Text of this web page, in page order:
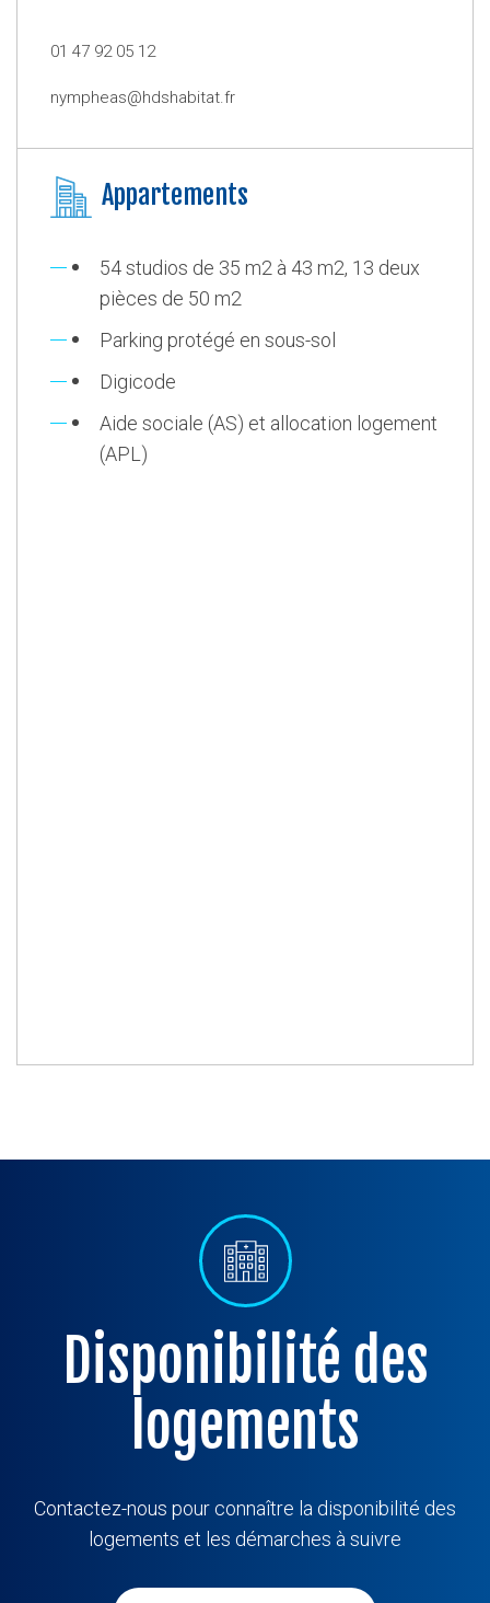
01 47 92 05 12
nympheas@hdshabitat.fr
Appartements
54 studios de 35 m2 à 43 m2, 13 deux
pièces de 50 m2
Parking protégé en sous-sol
Digicode
Aide sociale (AS) et allocation logement
(APL)
Disponibilité des
logements
Contactez-nous pour connaître la disponibilité des
logements et les démarches à suivre